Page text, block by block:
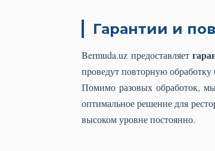
Гарантии и
Bermuda.uz предоставляет
проведут повторную
Помимо разовых обработок,
оптимальное решение для
высоком уровне постоянно.